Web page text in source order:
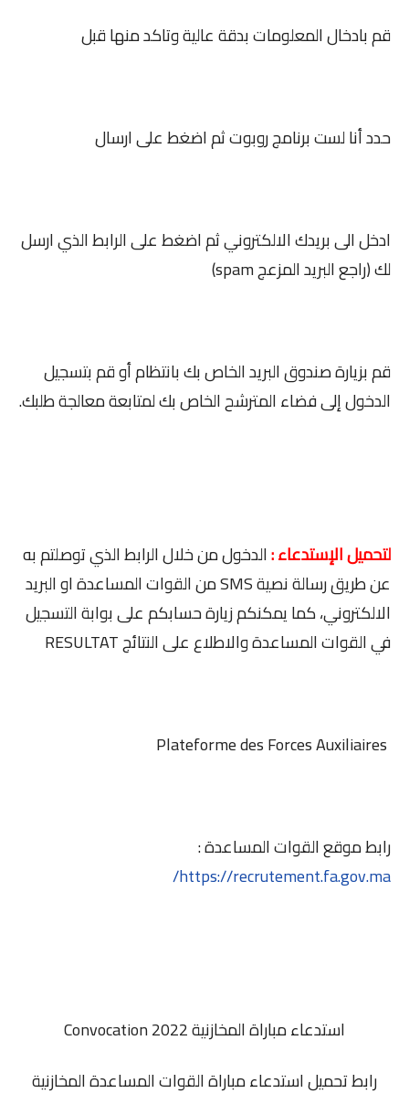
قم بادخال المعلومات بدقة عالية وتاكد منها قبل
حدد أنا لست برنامج روبوت ثم اضغط على ارسال
ادخل الى بريدك الالكتروني ثم اضغط على الرابط الذي ارسل
لك (راجع البريد المزعج spam)
قم بزيارة صندوق البريد الخاص بك بانتظام أو قم بتسجيل
الدخول إلى فضاء المترشح الخاص بك لمتابعة معالجة طلبك.
لتحميل الإستدعاء :الدخول من خلال الرابط الذي توصلتم به
عن طريق رسالة نصية SMS من القوات المساعدة او البريد
الالكتروني، كما يمكنكم زيارة حسابكم على بوابة التسجيل
في القوات المساعدة والاطلاع على النتائج RESULTAT
رابط موقع القوات المساعدة :
https://recrutement.fa.gov.ma/
استدعاء مباراة المخازنية 2022 Convocation
رابط تحميل استدعاء مباراة القوات المساعدة المخازنية